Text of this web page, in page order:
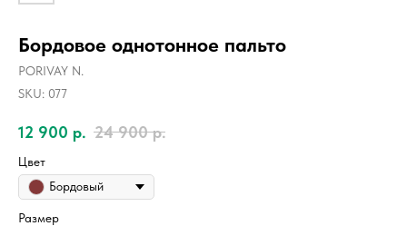
Бордовое однотонное пальто
PORIVAY N.
SKU: 077
12 900 р. 24 900 р.
Цвет
Бордовый
Размер